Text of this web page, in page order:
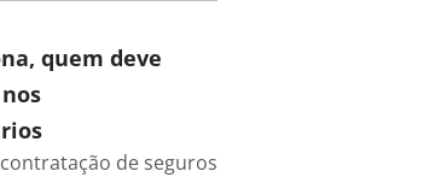
quem deve
de seguros